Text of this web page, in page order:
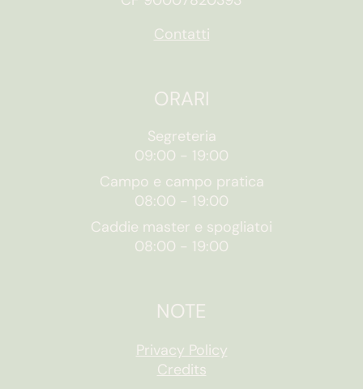
Contatti
ORARI
Segreteria
09:00 - 19:00
Campo e campo pratica
08:00 - 19:00
Caddie master e spogliatoi
08:00 - 19:00
NOTE
Privacy Policy
Credits